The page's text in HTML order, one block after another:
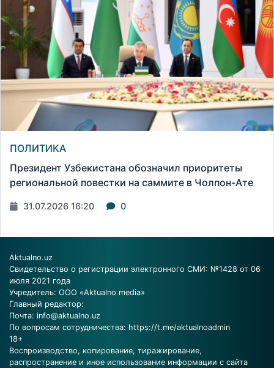
ПОЛИТИКА
Президент Узбекистана обозначил приоритеты
региональной повестки на саммите в Чолпон-Ате
31.07.2026 16:20 0
Aktualno.uz
Свидетельство о регистрации электронного СМИ: №1428 от 06
июля 2021 года
Учредитель: ООО «Aktualno media»
Главный редактор:
Почта: info@aktualno.uz
По вопросам сотрудничества: https://t.me/aktualnoadmin
18+
Воспроизводство, копирование, тиражирование,
распространение и иное использование информации с сайта